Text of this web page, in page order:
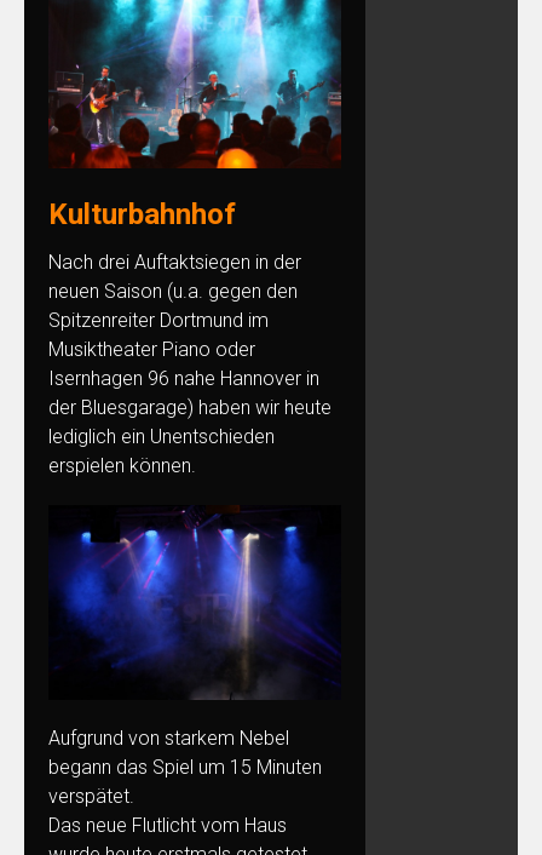
Kulturbahnhof
Nach drei Auftaktsiegen in der
neuen Saison (u.a. gegen den
Spitzenreiter Dortmund im
Musiktheater Piano oder
Isernhagen 96 nahe Hannover in
der Bluesgarage) haben wir heute
lediglich ein Unentschieden
erspielen können.
Aufgrund von starkem Nebel
begann das Spiel um 15 Minuten
verspätet.
Das neue Flutlicht vom Haus